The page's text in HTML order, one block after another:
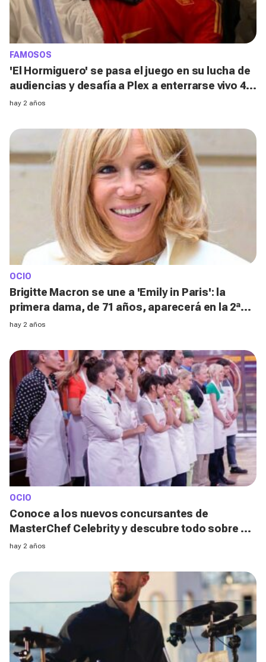
FAMOSOS
'El Hormiguero' se pasa el juego en su lucha de
audiencias y desafía a Plex a enterrarse vivo 48
horas, ¿lo logrará?
hay 2 años
OCIO
Brigitte Macron se une a 'Emily in Paris': la
primera dama, de 71 años, aparecerá en la 2ª
parte de la cuarta temporada
hay 2 años
OCIO
Conoce a los nuevos concursantes de
MasterChef Celebrity y descubre todo sobre el
primer expulsado
hay 2 años